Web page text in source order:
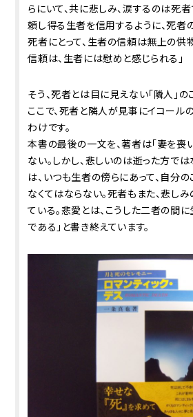
らにいて、共に悲しみ、涙するのは死
頼し得る生者を信用するように、死者
死者にとって、生者の信頼は無上の供
信頼は、生者には慰めと感じられる」
そう、死者とは目に見えない「隣人」
ここで、死者と隣人が見事にイコール
わけです。
本書の最後の一文を、著者は「妻を喪
ない。しかし、悲しいのは逝った方で
は、いつも生者の傍らにあって、自分
なくてはならない。死者もまた、悲し
ている。悲愛とは、こうした二者の間
である」と書き終えています。